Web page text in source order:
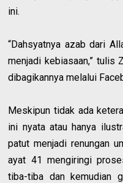
ini.
“Dahsyatnya azab dari
menjadi kebiasaan,” tulis
dibagikannya melalui
Meskipun tidak ada
ini nyata atau hanya
patut menjadi renungan
ayat 41 mengiringi
tiba-tiba dan kemudian